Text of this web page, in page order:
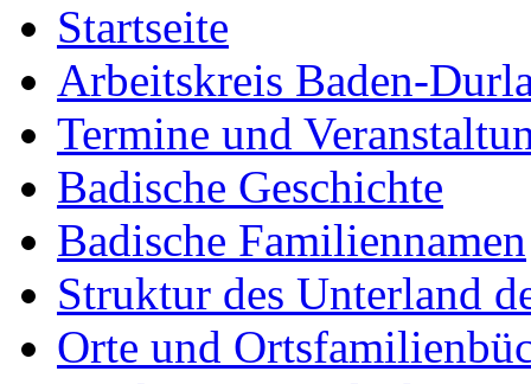
Startseite
Arbeitskreis Baden-
Termine und
Badische Geschichte
Badische Familiennamen
Struktur des Unterland
Orte und